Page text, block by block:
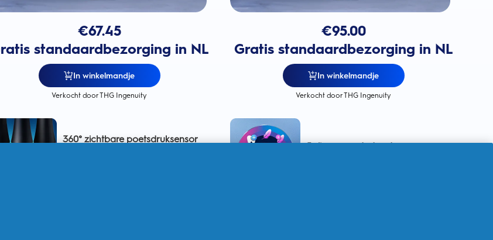
€67.45
standaardbezorging in NL
In winkelmandje
Verkocht door THG Ingenuity
€95.00
Gratis standaardbezorging in NL
In winkelmandje
Verkocht door THG Ingenuity
360° zichtbare poetsdruksensor
5 slimme poetsstandenvoor een